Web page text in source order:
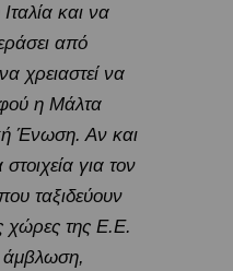
Ιταλία και να
από
χρειαστεί να
η Μάλτα
Ένωση. Αν και
για τον
ταξιδεύουν
χώρες της Ε.Ε.
άμβλωση,